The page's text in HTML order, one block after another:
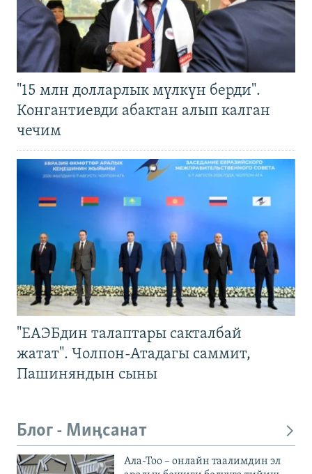
"15 млн долларлык мүлкүн берди".
Конгантиевди абактан алып калган
чечим
"ЕАЭБдин талаптары сакталбай
жатат". Чолпон-Атадагы саммит,
Пашиняндын сыны
Блог - Миңсанат
Ала-Тоо – онлайн таалимдин эл